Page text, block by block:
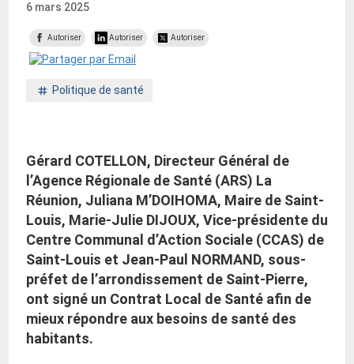
6 mars 2025
Autoriser Autoriser Autoriser
Mot
Politique de santé
Gérard COTELLON, Directeur Général de
l’Agence Régionale de Santé (ARS) La
Réunion, Juliana M’DOIHOMA, Maire de Saint-
Louis, Marie-Julie DIJOUX, Vice-présidente du
Centre Communal d’Action Sociale (CCAS) de
Saint-Louis et Jean-Paul NORMAND, sous-
préfet de l’arrondissement de Saint-Pierre,
ont signé un Contrat Local de Santé afin de
mieux répondre aux besoins de santé des
habitants.